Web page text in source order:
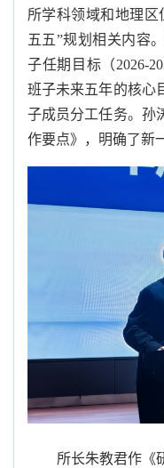
所学科领域和地理区
五五”规划相关内容。
子任期目标 （2026-
班子未来五年的核心
子成员分工任务。孙
作要点》，明确了新
所长朱教君作《